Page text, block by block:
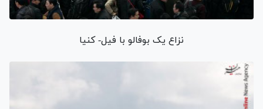
نزاع یک بوفالو با فیل- کنیا